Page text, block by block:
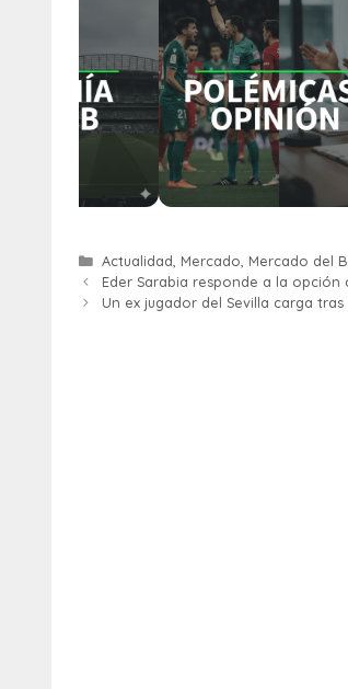
Actualidad Mercado Mercado del
Eder Sarabia responde a la
Un ex jugador del Sevilla carga